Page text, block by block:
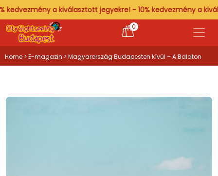
a kiválasztott jegyekre! - 10% kedvezmény a
0
Home > E-magazin > Magyarország Budapesten kívül – A Balaton